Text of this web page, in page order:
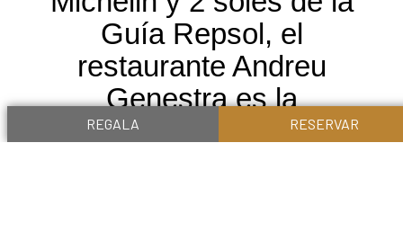
REGALA RESERVAR
Guía Repsol, el
restaurante Andreu
Genestra es la
representación máxima de